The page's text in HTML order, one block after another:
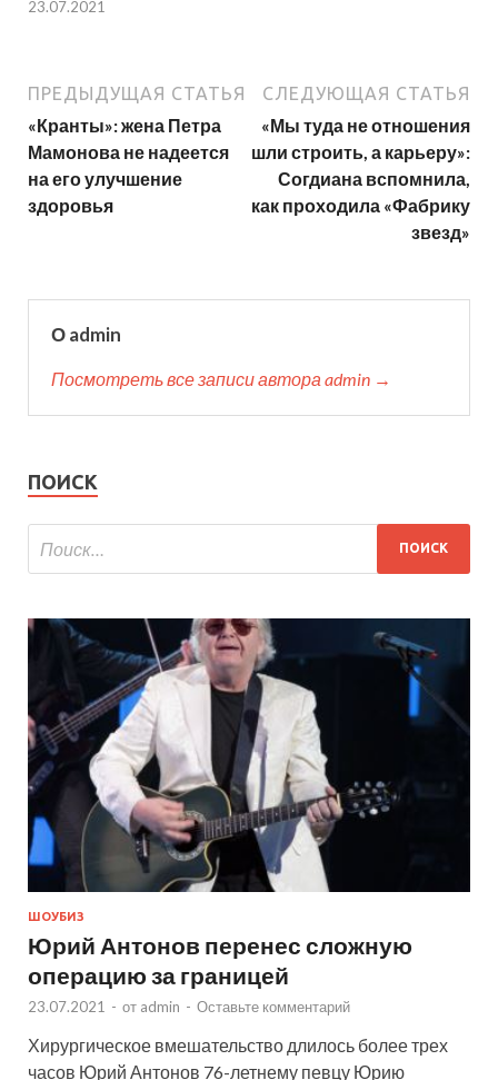
23.07.2021
ПРЕДЫДУЩАЯ СТАТЬЯ
«Кранты»: жена Петра
Мамонова не надеется
на его улучшение
здоровья
СЛЕДУЮЩАЯ СТАТЬЯ
«Мы туда не отношения
шли строить, а карьеру»:
Согдиана вспомнила,
как проходила «Фабрику
звезд»
О admin
Посмотреть все записи автора admin →
ПОИСК
ШОУБИЗ
Юрий Антонов перенес сложную
операцию за границей
23.07.2021 - от admin - Оставьте комментарий
Хирургическое вмешательство длилось более трех
часов Юрий Антонов 76-летнему певцу Юрию